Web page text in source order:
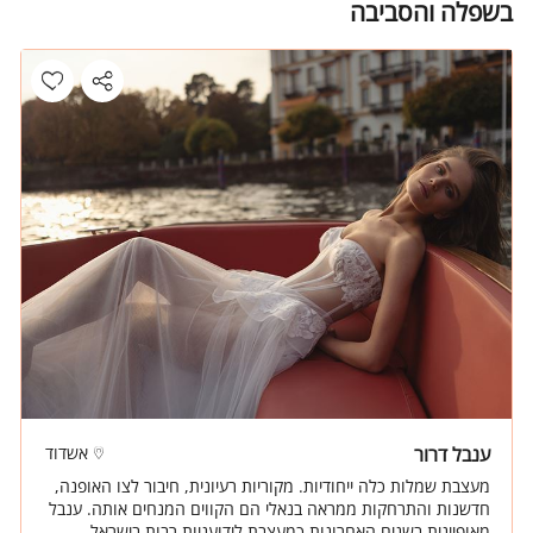
בשפלה והסביבה
ענבל דרור
אשדוד
מעצבת שמלות כלה ייחודיות. מקוריות רעיונית, חיבור לצו האופנה,
חדשנות והתרחקות ממראה בנאלי הם הקווים המנחים אותה. ענבל